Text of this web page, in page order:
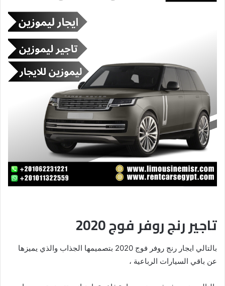
تاجير رنج روفر فوج 2020
بالتالي ايجار رنج روفر فوج 2020 بتصميمها الجذاب والذي يميزها
عن باقي السيارات الرباعية ،